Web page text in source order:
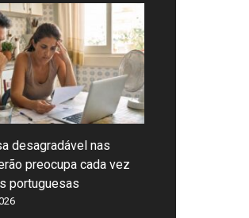
desagradável nas
preocupa cada vez
portuguesas